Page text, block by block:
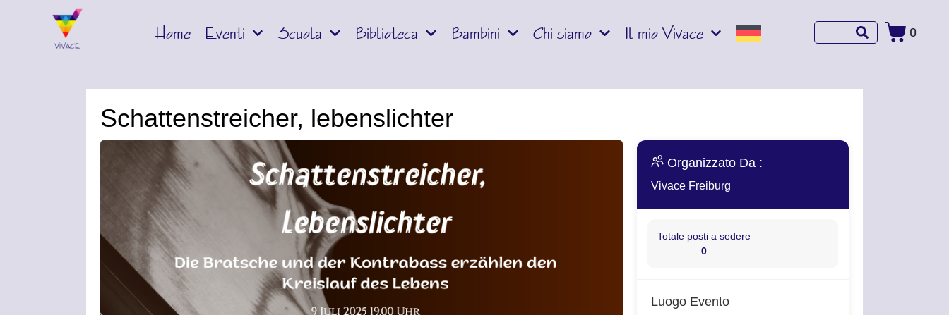
Home Eventi Scuola Biblioteca Bambini Chi siamo Il mio Vivace 0
Schattenstreicher, lebenslichter
Organizzato Da :
Vivace Freiburg
Totale posti a sedere
0
Luogo Evento